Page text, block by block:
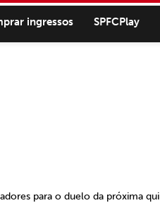
ingressos SPFCPlay
para o duelo da próxima